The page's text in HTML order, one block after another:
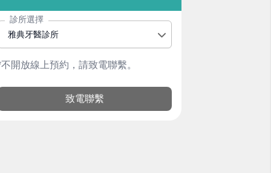
診所選擇
雅典牙醫診所
開放線上預約，請致電聯繫。
致電聯繫